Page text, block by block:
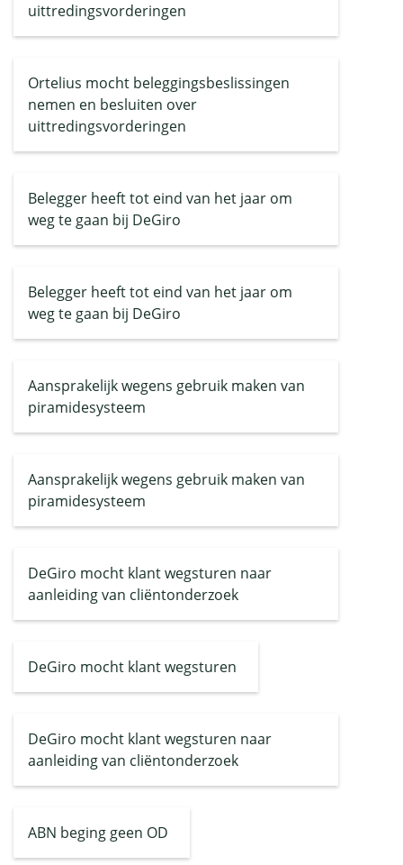
uittredingsvorderingen
Ortelius mocht beleggingsbeslissingen
nemen en besluiten over
uittredingsvorderingen
Belegger heeft tot eind van het jaar om
weg te gaan bij DeGiro
Belegger heeft tot eind van het jaar om
weg te gaan bij DeGiro
Aansprakelijk wegens gebruik maken van
piramidesysteem
Aansprakelijk wegens gebruik maken van
piramidesysteem
DeGiro mocht klant wegsturen naar
aanleiding van cliëntonderzoek
DeGiro mocht klant wegsturen
DeGiro mocht klant wegsturen naar
aanleiding van cliëntonderzoek
ABN beging geen OD